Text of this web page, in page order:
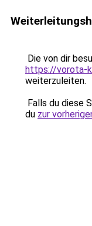
Die von dir
https://vorota-
weiterzuleiten.
Falls du diese
du zur